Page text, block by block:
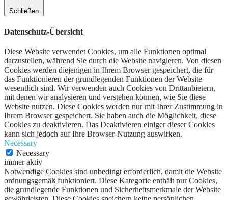
Schließen
Datenschutz-Übersicht
Diese Website verwendet Cookies, um alle Funktionen optimal
darzustellen, während Sie durch die Website navigieren. Von diesen
Cookies werden diejenigen in Ihrem Browser gespeichert, die für
das Funktionieren der grundlegenden Funktionen der Website
wesentlich sind. Wir verwenden auch Cookies von Drittanbietern,
mit denen wir analysieren und verstehen können, wie Sie diese
Website nutzen. Diese Cookies werden nur mit Ihrer Zustimmung in
Ihrem Browser gespeichert. Sie haben auch die Möglichkeit, diese
Cookies zu deaktivieren. Das Deaktivieren einiger dieser Cookies
kann sich jedoch auf Ihre Browser-Nutzung auswirken.
Necessary
Necessary
immer aktiv
Notwendige Cookies sind unbedingt erforderlich, damit die Website
ordnungsgemäß funktioniert. Diese Kategorie enthält nur Cookies,
die grundlegende Funktionen und Sicherheitsmerkmale der Website